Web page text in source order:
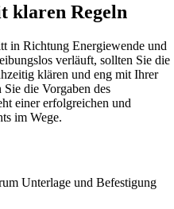
klaren Regeln
in Richtung Energiewende und
verläuft, sollten Sie die
klären und eng mit Ihrer
die Vorgaben des
einer erfolgreichen und
im Wege.
Unterlage und Befestigung